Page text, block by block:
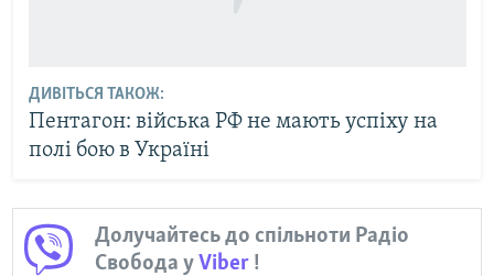
ДИВІТЬСЯ ТАКОЖ:
Пентагон: війська РФ не мають успіху на
полі бою в Україні
Долучайтесь до спільноти Радіо
Свобода уViber !